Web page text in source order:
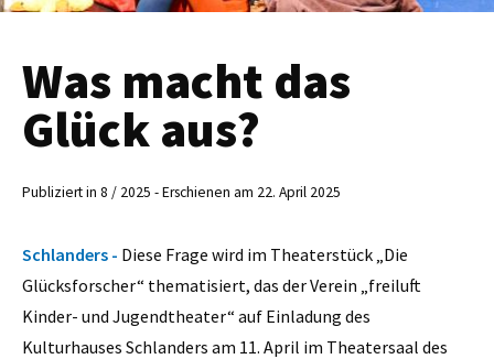
Was macht das
Glück aus?
Publiziert in 8 / 2025 - Erschienen am 22. April 2025
Schlanders - Diese Frage wird im Theaterstück „Die
Glücksforscher“ thematisiert, das der Verein „freiluft
Kinder- und Jugendtheater“ auf Einladung des
Kulturhauses Schlanders am 11. April im Theatersaal des